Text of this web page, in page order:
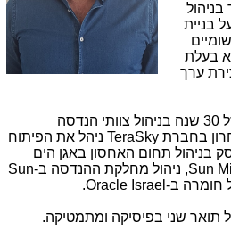
בניית
בעלת
ערך
הוא על ניסיון של 30 שנה בניהול צוותי הנדסה
בחברת TeraSky ניהל את הפיתוח
בניהול תחום האחסון באגן הים
Sun, ניהול מחלקת ההנדסה ב-Sun
חומרה ב- Oracle Israel
.
תואר שני בפיסיקה ומתמטיקה.